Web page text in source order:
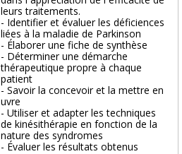
leurs traitements.
- Identifier et évaluer les déficiences
liées à la maladie de Parkinson
- Élaborer une fiche de synthèse
- Déterminer une démarche
thérapeutique propre à chaque
patient
- Savoir la concevoir et la mettre en
uvre
- Utiliser et adapter les techniques
de kinésithérapie en fonction de la
nature des syndromes
- Évaluer les résultats obtenus